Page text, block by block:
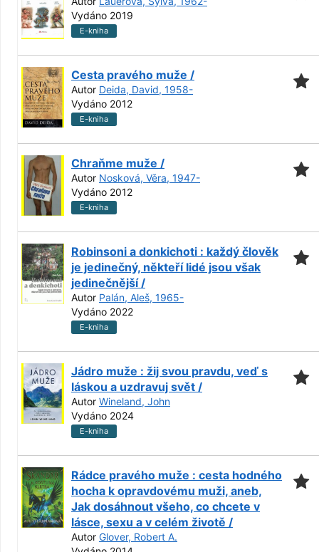
Vydáno 2019
E-kniha
Cesta pravého muže /
Autor Deida, David, 1958-
Vydáno 2012
E-kniha
Chraňme muže /
Autor Nosková, Věra, 1947-
Vydáno 2012
E-kniha
Robinsoni a donkichoti : každý člověk
je jedinečný, někteří lidé jsou však
jedinečnější /
Autor Palán, Aleš, 1965-
Vydáno 2022
E-kniha
Jádro muže : žij svou pravdu, veď s
láskou a uzdravuj svět /
Autor Wineland, John
Vydáno 2024
E-kniha
Rádce pravého muže : cesta hodného
hocha k opravdovému muži, aneb,
Jak dosáhnout všeho, co chcete v
lásce, sexu a v celém životě /
Autor Glover, Robert A.